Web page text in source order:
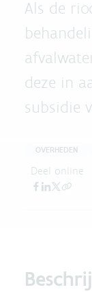
Als de
deze in
subsidie
OVERHEDEN
Deel online